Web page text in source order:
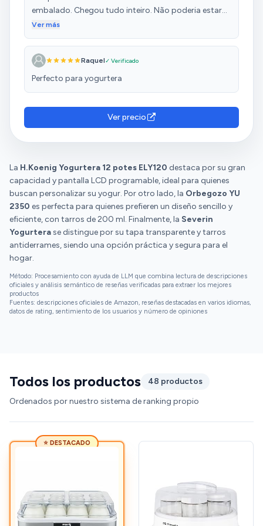
embalado. Chegou tudo inteiro. Não poderia estar
mais satisfeita. Voltaria a comprar sem dúvida
Ver más
Raquel✓ Verificado
Perfecto para yogurtera
Ver precio
La H.Koenig Yogurtera 12 potes ELY120 destaca por su gran
capacidad y pantalla LCD programable, ideal para quienes
buscan personalizar su yogur. Por otro lado, la Orbegozo YU
2350 es perfecta para quienes prefieren un diseño sencillo y
eficiente, con tarros de 200 ml. Finalmente, la Severin
Yogurterase distingue por su tapa transparente y tarros
antiderrames, siendo una opción práctica y segura para el
hogar.
Método: Procesamiento con ayuda de LLM que combina lectura de descripciones
oficiales y análisis semántico de reseñas verificadas para extraer los mejores
productos
Fuentes: descripciones oficiales de Amazon, reseñas destacadas en varios idiomas,
datos de rating, sentimiento de los usuarios y número de opiniones
Todos los productos
48 productos
Ordenados por nuestro sistema de ranking propio
⭐ DESTACADO